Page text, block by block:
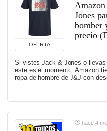
OFERTA
Jones
bomber
precio
Si vistes Jack & Jones o llevas
este es el momento. Amazon
ropa de hombre de J&J con
...
hace 4